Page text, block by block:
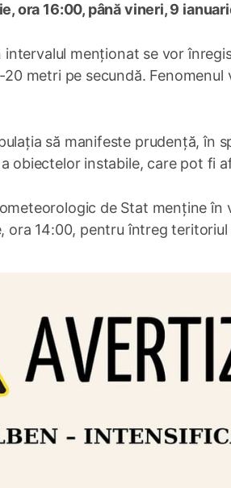
ora 16:00, până vineri, 9
menționat se vor
metri pe secundă.
să manifeste prudență, în
obiectelor instabile, care pot fi
de Stat menține în
ora 14:00, pentru întreg teritoriul